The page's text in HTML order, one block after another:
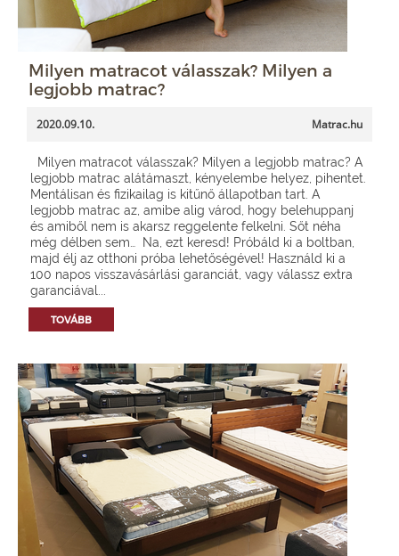
Milyen matracot válasszak? Milyen a
legjobb matrac?
2020.09.10. Matrac.hu
Milyen matracot válasszak? Milyen a legjobb matrac? A
legjobb matrac alátámaszt, kényelembe helyez, pihentet.
Mentálisan és fizikailag is kitűnő állapotban tart. A
legjobb matrac az, amibe alig várod, hogy belehuppanj
és amiből nem is akarsz reggelente felkelni. Sőt néha
még délben sem… Na, ezt keresd! Próbáld ki a boltban,
majd élj az otthoni próba lehetőségével! Használd ki a
100 napos visszavásárlási garanciát, vagy válassz extra
garanciával...
TOVÁBB